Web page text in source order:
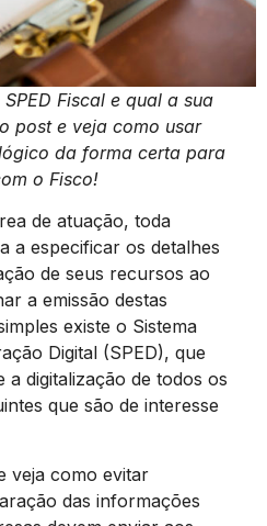
Fiscal e qual a sua
post e veja como usar
da forma certa para
o Fisco!
de atuação, toda
a especificar os detalhes
de seus recursos ao
a emissão destas
existe o Sistema
Digital (SPED), que
a digitalização de todos os
que são de interesse
veja como evitar
das informações